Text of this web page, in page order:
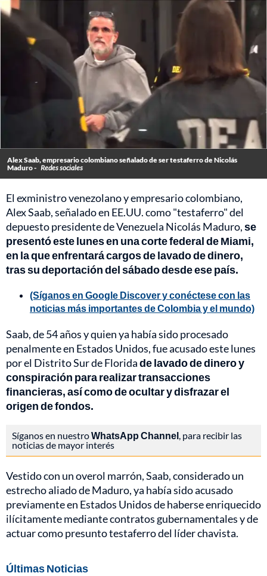
Alex Saab, empresario colombiano señalado de ser testaferro de Nicolás
Maduro - Redes sociales
El exministro venezolano y empresario colombiano,
Alex Saab, señalado en EE.UU. como "testaferro" del
depuesto presidente de Venezuela Nicolás Maduro,se
presentó este lunes en una corte federal de Miami,
en la que enfrentará cargos de lavado de dinero,
tras su deportación del sábado desde ese país.
(Síganos en Google Discover y conéctese con las
noticias más importantes de Colombia y el mundo)
Saab, de 54 años y quien ya había sido procesado
penalmente en Estados Unidos, fue acusado este lunes
por el Distrito Sur de Floridade lavado de dinero y
conspiración para realizar transacciones
financieras, así como de ocultar y disfrazar el
origen de fondos.
Síganos en nuestroWhatsApp Channel, para recibir las
noticias de mayor interés
Vestido con un overol marrón, Saab, considerado un
estrecho aliado de Maduro, ya había sido acusado
previamente en Estados Unidos de haberse enriquecido
ilícitamente mediante contratos gubernamentales y de
actuar como presunto testaferro del líder chavista.
Últimas Noticias